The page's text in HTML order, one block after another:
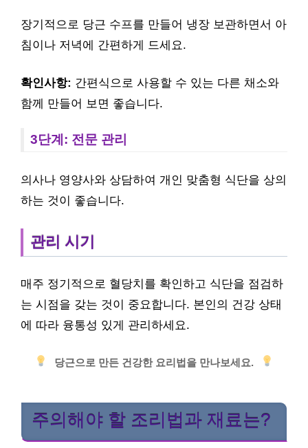
장기적으로 당근 수프를 만들어 냉장 보관하면서 아
침이나 저녁에 간편하게 드세요.
확인사항: 간편식으로 사용할 수 있는 다른 채소와
함께 만들어 보면 좋습니다.
3단계: 전문 관리
의사나 영양사와 상담하여 개인 맞춤형 식단을 상의
하는 것이 좋습니다.
관리 시기
매주 정기적으로 혈당치를 확인하고 식단을 점검하
는 시점을 갖는 것이 중요합니다. 본인의 건강 상태
에 따라 융통성 있게 관리하세요.
당근으로 만든 건강한 요리법을 만나보세요.
주의해야 할 조리법과 재료는?